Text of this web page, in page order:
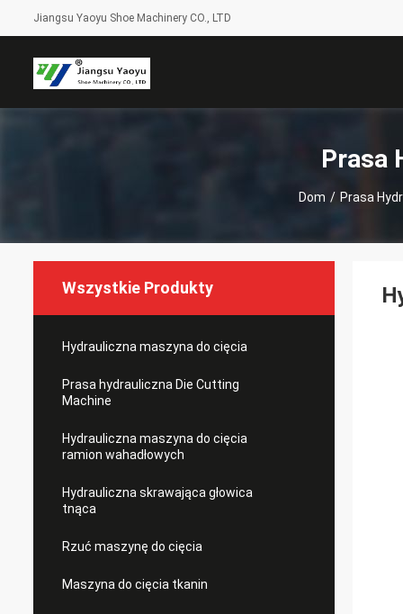
Jiangsu Yaoyu Shoe Machinery CO., LTD
Prasa
Dom / Prasa
Wszystkie Produkty
Hydrauliczna maszyna do cięcia
Prasa hydrauliczna Die Cutting
Machine
Hydrauliczna maszyna do cięcia
ramion wahadłowych
Hydrauliczna skrawająca głowica
tnąca
Rzuć maszynę do cięcia
Maszyna do cięcia tkanin